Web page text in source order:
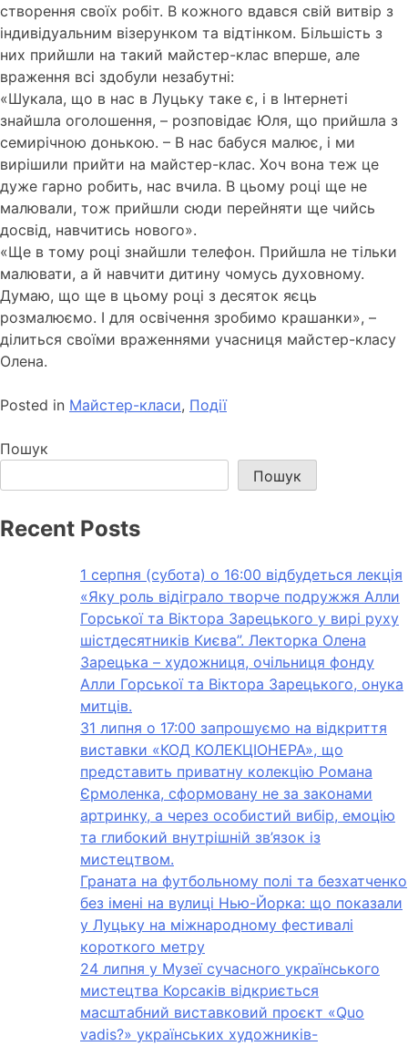
створення своїх робіт. В кожного вдався свій витвір з
індивідуальним візерунком та відтінком. Більшість з
них прийшли на такий майстер-клас вперше, але
враження всі здобули незабутні:
«Шукала, що в нас в Луцьку таке є, і в Інтернеті
знайшла оголошення, – розповідає Юля, що прийшла з
семирічною донькою. – В нас бабуся малює, і ми
вирішили прийти на майстер-клас. Хоч вона теж це
дуже гарно робить, нас вчила. В цьому році ще не
малювали, тож прийшли сюди перейняти ще чийсь
досвід, навчитись нового».
«Ще в тому році знайшли телефон. Прийшла не тільки
малювати, а й навчити дитину чомусь духовному.
Думаю, що ще в цьому році з десяток яєць
розмалюємо. І для освічення зробимо крашанки», –
ділиться своїми враженнями учасниця майстер-класу
Олена.
Posted in Майстер-класи, Події
Пошук
Пошук
Recent Posts
1 серпня (субота) о 16:00 відбудеться лекція
«Яку роль відіграло творче подружжя Алли
Горської та Віктора Зарецького у вирі руху
шістдесятників Києва”. Лекторка Олена
Зарецька – художниця, очільниця фонду
Алли Горської та Віктора Зарецького, онука
митців.
31 липня о 17:00 запрошуємо на відкриття
виставки «КОД КОЛЕКЦІОНЕРА», що
представить приватну колекцію Романа
Єрмоленка, сформовану не за законами
артринку, а через особистий вибір, емоцію
та глибокий внутрішній зв’язок із
мистецтвом.
Граната на футбольному полі та безхатченко
без імені на вулиці Нью-Йорка: що показали
у Луцьку на міжнародному фестивалі
короткого метру
24 липня у Музеї сучасного українського
мистецтва Корсаків відкриється
масштабний виставковий проєкт «Quo
vadis?» українських художників-